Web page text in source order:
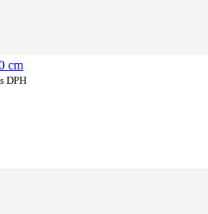
cm
s DPH